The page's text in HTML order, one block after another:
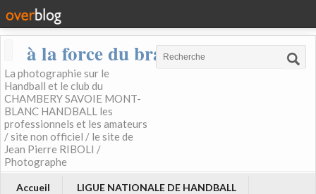
à la force du bras
La photographie sur le
Handball et le club du
CHAMBERY SAVOIE MONT-
BLANC HANDBALL les
professionnels et les amateurs
/ site non officiel / le site de
Jean Pierre RIBOLI /
Photographe
Accueil
LIGUE NATIONALE DE HANDBALL